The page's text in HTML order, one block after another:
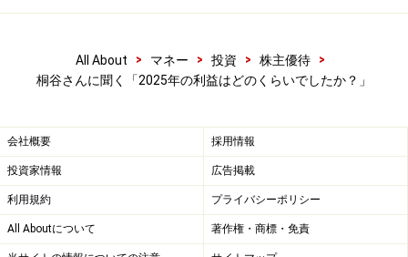
All About > マネー > 投資 > 株主優待
>
桐谷さんに聞く「2025年の利益はどのくらいでしたか？」
会社概要 採用情報
投資家情報 広告掲載
利用規約 プライバシーポリシー
All Aboutについて 著作権・商標・免責